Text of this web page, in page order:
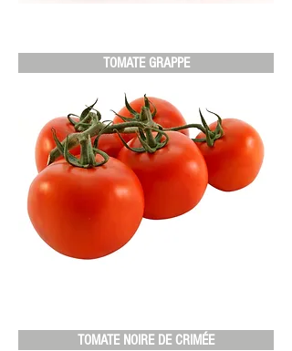
TOMATE GRAPPE
TOMATE NOIRE DE CRIMÉE